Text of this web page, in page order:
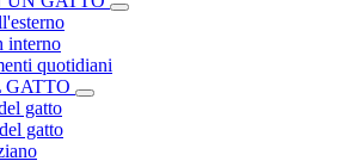
interno
quotidiani
GATTO
gatto
gatto